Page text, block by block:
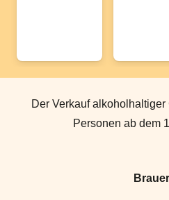
Der Verkauf
Personen ab dem